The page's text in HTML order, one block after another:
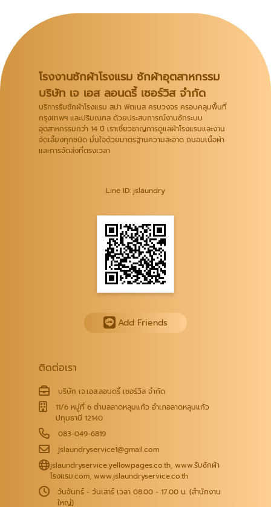
โรงงานซักผ้าโรงแรม ซักผ้าอุตสาหกรรม
บริษัท เจ เอส ลอนดรี้ เซอร์วิส จำกัด
บริการรับซักผ้าโรงแรม สปา ฟิตเนส ครบวงจร ครอบคลุมพื้นที่
กรุงเทพฯ และปริมณฑล ด้วยประสบการณ์งานซักระบบ
อุตสาหกรรมกว่า 14 ปี เราเชี่ยวชาญการดูแลผ้าโรงแรมและงาน
จัดเลี้ยงทุกชนิด มั่นใจด้วยมาตรฐานความสะอาด ถนอมเนื้อผ้า
และการจัดส่งที่ตรงเวลา
Line ID: jslaundry
Add Friends
ติดต่อเรา
บริษัท เจ.เอส.ลอนดรี้ เซอร์วิส จำกัด
11/6 หมู่ที่ 6 ตำบลลาดหลุมแก้ว อำเภอลาดหลุมแก้ว
ปทุมธานี 12140
083-049-6819
jslaundryservice1@gmail.com
jslaundryservice.yellowpages.co.th, www.รับซักผ้า
โรงแรม.com, www.jslaundryservice.co.th
วันจันทร์ - วันเสาร์ เวลา 08.00 - 17.00 น. (สำนักงาน
ใหญ่)